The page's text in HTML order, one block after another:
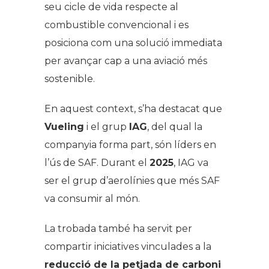
seu cicle de vida respecte al
combustible convencional i es
posiciona com una solució immediata
per avançar cap a una aviació més
sostenible.
En aquest context, s’ha destacat que
Vueling i el grup IAG, del qual la
companyia forma part, són líders en
l’ús de SAF. Durant el 2025, IAG va
ser el grup d’aerolínies que més SAF
va consumir al món.
La trobada també ha servit per
compartir iniciatives vinculades a la
reducció de la petjada de carboni